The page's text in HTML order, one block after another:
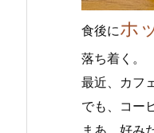
食後にホ
落ち着く。
最近、カフ
でも、コー
まあ、好み